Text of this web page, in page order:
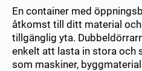
En container med
åtkomst till ditt material
tillgänglig yta.
enkelt att lasta in stora och
som maskiner,